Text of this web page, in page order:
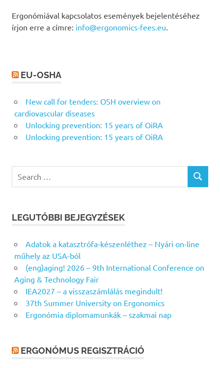
Ergonómiával kapcsolatos események bejelentéséhez
írjon erre a címre: info@ergonomics-fees.eu.
EU-OSHA
New call for tenders: OSH overview on
cardiovascular diseases
Unlocking prevention: 15 years of OiRA
Unlocking prevention: 15 years of OiRA
SEARCH
LEGUTÓBBI BEJEGYZÉSEK
Adatok a katasztrófa-készenléthez – Nyári on-line
műhely az USA-ból
(eng)aging! 2026 – 9th International Conference on
Aging & Technology Fair
IEA2027 – a visszaszámlálás megindult!
37th Summer University on Ergonomics
Ergonómia diplomamunkák – szakmai nap
ERGONÓMUS REGISZTRÁCIÓ